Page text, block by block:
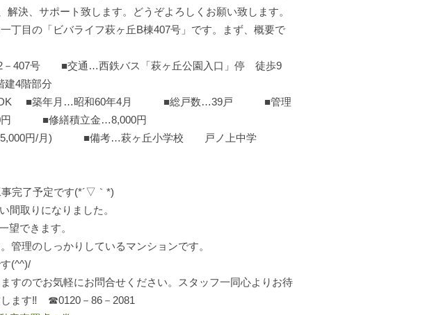
解決、サポート致します。どうぞよろしくお願い致します。
丁目の「ビバライフ萩ヶ丘B棟407号」です。まず、概要で
2－407号 ■交通…西鉄バス「萩ヶ丘公園入口」停 徒歩9
4階部分
■築年月…昭和60年4月 ■総戸数…39戸 ■管理
■修繕積立金…8,000円
5,000円/月) ■備考…萩ヶ丘小学校 戸ノ上中学
完了予定です(*´▽｀*)
取りになりました。
できます。
理のしっかりしているマンションです。
(^^)/
すのでお気軽にお問合せください。スタッフ一同心よりお待
します‼ ☎0120－86－2081